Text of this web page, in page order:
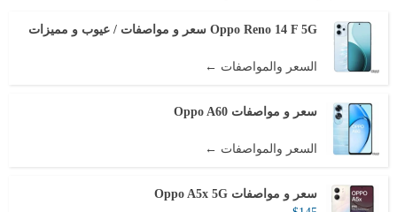
Oppo Reno 14 F 5G سعر و مواصفات / عيوب و مميزات
السعر والمواصفات ←
سعر و مواصفات Oppo A60
السعر والمواصفات ←
سعر و مواصفات Oppo A5x 5G